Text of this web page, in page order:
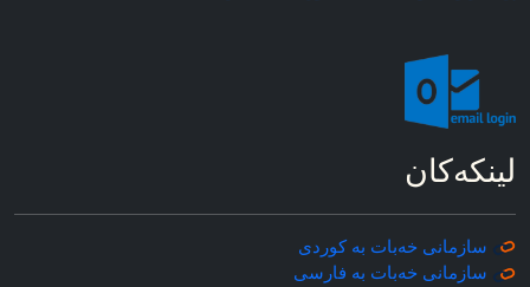
لینکه‌کان
سازمانی خه‌بات به کوردی
سازمانی خه‌بات به فارسی